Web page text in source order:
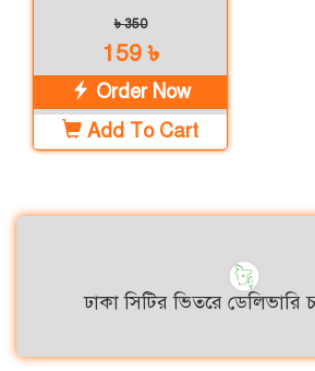
৳ 350
159 ৳
Order Now
Add To Cart
ঢাকা সিটির ভিতরে ডেলিভারি